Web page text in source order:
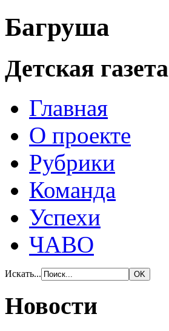
Багруша
Детская газета
Главная
О проекте
Рубрики
Команда
Успехи
ЧАВО
Искать...
Новости